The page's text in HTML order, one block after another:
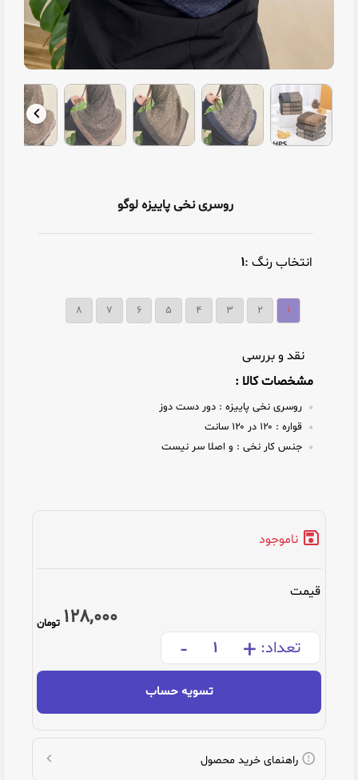
روسری نخی پاییزه لوگو
انتخاب رنگ :۱
۱ ۲ ۳ ۴ ۵ ۶ ۷ ۸
نقد و بررسی
مشخصات کالا :
روسری نخی پاییزه : دور دست دوز
قواره :
جنس کار نخی : و اصلا سر نیست
ناموجود
قیمت
128,000 تومان
تعداد: +
-
تسویه حساب
راهنمای خرید محصول